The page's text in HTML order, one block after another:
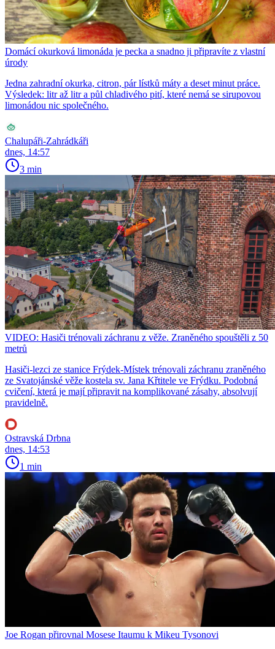
Domácí okurková limonáda je pecka a snadno ji připravíte z vlastní
úrody
Jedna zahradní okurka, citron, pár lístků máty a deset minut práce.
Výsledek: litr až litr a půl chladivého pití, které nemá se sirupovou
limonádou nic společného.
Chalupáři-Zahrádkáři
dnes, 14:57
3 min
VIDEO: Hasiči trénovali záchranu z věže. Zraněného spouštěli z 50
metrů
Hasiči-lezci ze stanice Frýdek-Místek trénovali záchranu zraněného
ze Svatojánské věže kostela sv. Jana Křtitele ve Frýdku. Podobná
cvičení, která je mají připravit na komplikované zásahy, absolvují
pravidelně.
Ostravská Drbna
dnes, 14:53
1 min
Joe Rogan přirovnal Mosese Itaumu k Mikeu Tysonovi